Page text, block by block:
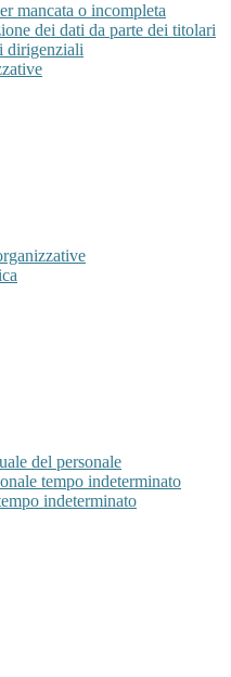
mancata o incompleta
dei dati da parte dei titolari
dirigenziali
del personale
tempo indeterminato
indeterminato